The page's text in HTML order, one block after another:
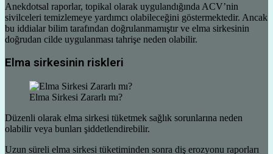
Anekdotsal raporlar, topikal olarak uygulandığında ACV’nin
sivilceleri temizlemeye yardımcı olabileceğini göstermektedir. Ancak
bu iddialar bilim tarafından doğrulanmamıştır ve elma sirkesinin
doğrudan cilde uygulanması tahrişe neden olabilir.
Elma sirkesinin riskleri
Elma Sirkesi Zararlı mı?
Düzenli olarak elma sirkesi tüketmek sağlık sorunlarına neden
olabilir veya bunları şiddetlendirebilir.
Uzun süreli elma sirkesi tüketiminden sonra diş erozyonu raporları